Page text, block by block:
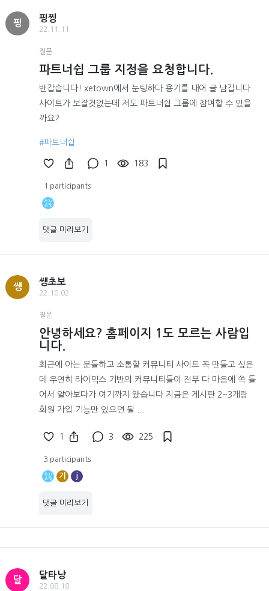
핑
핑찡
22.11.11
질문
파트너쉽 그룹 지정을 요청합니다.
반갑습니다! xetown에서 눈팅하다 용기를 내어 글 남깁니다.
사이트가 보잘것없는데 저도 파트너쉽 그룹에 참여할 수 있을
까요?
#파트너쉽
1 183
1 participants
댓글 미리보기
썡
썡초보
22.10.02
질문
안녕하세요? 홈페이지 1도 모르는 사람입
니다.
최근에 아는 분들하고 소통할 커뮤니티 사이트 꼭 만들고 싶은
데 우연히 라이믹스 기반의 커뮤니티들이 전부 다 마음에 쏙 들
어서 알아보다가 여기까지 왔습니다 지금은 게시판 2~3개랑
회원 가입 기능만 있으면 될 ...
1 3 225
3 participants
기 j
댓글 미리보기
달
달타냥
22.08.18